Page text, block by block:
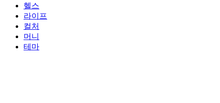
헬스
라이프
컬처
머니
테마